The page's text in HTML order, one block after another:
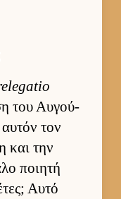
του Αυ­γού­
τον
και την
ποι­ητή
Αυτό